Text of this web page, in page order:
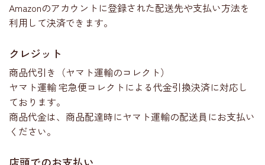
Amazonのアカウントに登録された配送先や支払い方法を
利用して決済できます。
クレジット
商品代引き（ヤマト運輸のコレクト）
ヤマト運輸 宅急便コレクトによる代金引換決済に対応し
ております。
商品代金は、商品配達時にヤマト運輸の配送員にお支払い
ください。